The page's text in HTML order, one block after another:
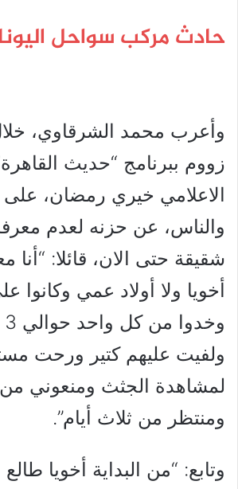
حادث مركب سواحل
وأعرب محمد الشرقاوي،
زووم ببرنامج “حديث
الاعلامي خيري رمضان، على
والناس، عن حزنه لعدم
شقيقة حتى الان، قائلا:
أخويا ولا أولاد عمي وكانوا
ولفيت عليهم كتير ورحت
لمشاهدة الجثث ومنعوني
ومنتظر من ثلاث أيام”.
وتابع: “من البداية أخويا